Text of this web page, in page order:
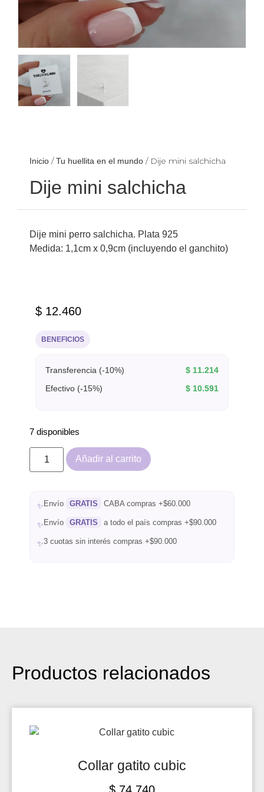
Inicio /Tu huellita en el mundo / Dije mini salchicha
Dije mini salchicha
Dije mini perro salchicha. Plata 925
Medida: 1,1cm x 0,9cm (incluyendo el ganchito)
$ 12.460
BENEFICIOS
Transferencia (-10%) $ 11.214
Efectivo (-15%)
$ 10.591
7 disponibles
Añadir al carrito
✨Envío GRATIS CABA compras +$60.000
✨Envío GRATIS a todo el país compras +$90.000
✨3 cuotas sin interés compras +$90.000
Productos relacionados
Collar gatito cubic
$ 74.740